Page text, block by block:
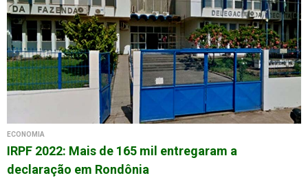
ECONOMIA
IRPF 2022: Mais de 165 mil entregaram a
declaração em Rondônia